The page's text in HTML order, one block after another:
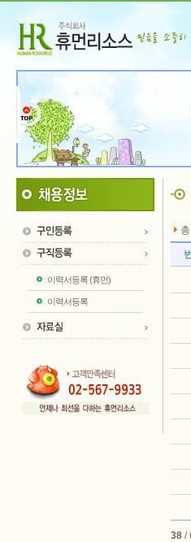
이력서등록 (휴먼)
이력서등록
총
38 /